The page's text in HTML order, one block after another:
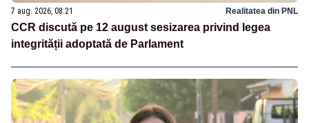
7 aug. 2026, 08:21 Realitatea din PNL
CCR discută pe 12 august sesizarea privind legea
integrității adoptată de Parlament